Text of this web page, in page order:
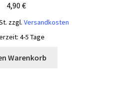
4,90 €
zzgl. Versandkosten
4-5 Tage
Warenkorb